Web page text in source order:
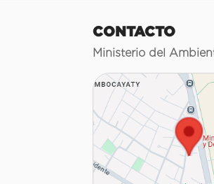
CONTACTO
Ministerio del